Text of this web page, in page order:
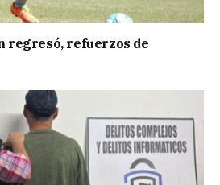
regresó, refuerzos de